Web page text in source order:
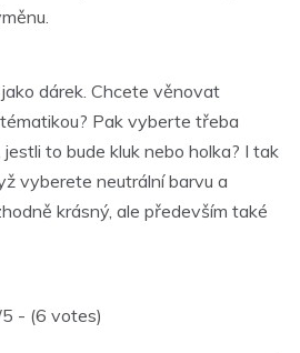
dárek. Chcete věnovat
Pak vyberte třeba
to bude kluk nebo holka? I tak
vyberete neutrální barvu a
krásný, ale především také
- (6 votes)